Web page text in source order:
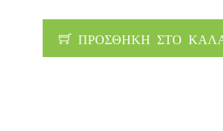
ΠΡΟΣΘΗΚΗ ΣΤΟ